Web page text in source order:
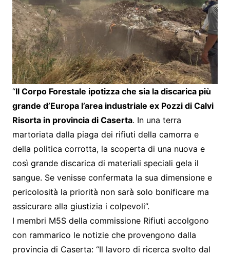
“Il Corpo Forestale ipotizza che sia la discarica più
grande d’Europa l’area industriale ex Pozzi di Calvi
Risorta in provincia di Caserta. In una terra
martoriata dalla piaga dei rifiuti della camorra e
della politica corrotta, la scoperta di una nuova e
così grande discarica di materiali speciali gela il
sangue. Se venisse confermata la sua dimensione e
pericolosità la priorità non sarà solo bonificare ma
assicurare alla giustizia i colpevoli”.
I membri M5S della commissione Rifiuti accolgono
con rammarico le notizie che provengono dalla
provincia di Caserta: “Il lavoro di ricerca svolto dal